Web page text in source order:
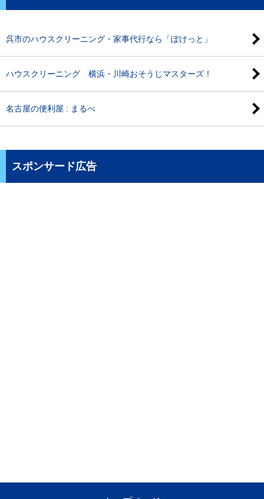
呉市のハウスクリーニング・家事代行なら「ぽけっと」
ハウスクリーニング 横浜・川崎おそうじマスターズ！
名古屋の便利屋 : まるべ
スポンサード広告